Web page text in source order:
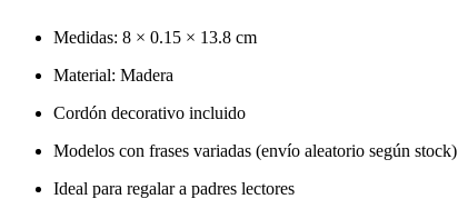
Medidas: 8 × 0.15 × 13.8 cm
Material: Madera
Cordón decorativo incluido
Modelos con frases variadas (envío aleatorio según stock)
Ideal para regalar a padres lectores